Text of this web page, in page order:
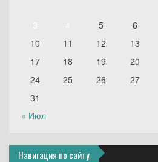
« Июл
5 6
10
11 12 13
17
18 19 20
24
25 26 27
31
Навигация по сайту